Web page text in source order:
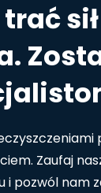
Zaufaj
i pozwól nam